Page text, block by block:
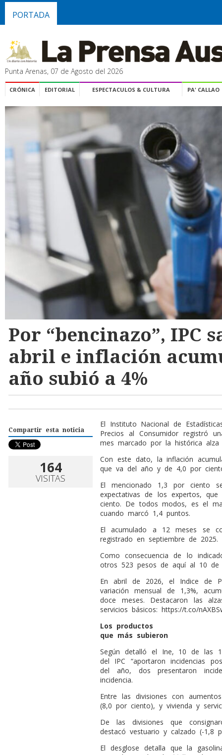
PORTADA
Punta Arenas, 07 de Agosto del 2026
CRÓNICA EDITORIAL ESPECTACULOS & CULTURA PA' CALLAO
Por “bencinazo”, IPC
abril e inflación
año subió a 4%
Compartir esta noticia
164
VISITAS
El Instituto Nacional de
Precios al Consumidor registró
mes marcado por la histórica
Con este dato, la inflación
que va del año y de 4,0 por
El mencionado 1,3 por ciento
expectativas de los expertos,
ciento. De todos modos, es el
cuando marcó 1,4 puntos.
El acumulado a 12 meses se
registrado en septiembre de 2025.
Como consecuencia de lo
otros 523 pesos de aquí al 10
En abril de 2026, el Indice de
variación mensual de 1,3%,
doce meses. Destacaron las
servicios básicos: https://t.co/
Los productos
que más subieron
Según detalló el Ine, 10 de las
del IPC “aportaron incidencias
del año, dos presentaron
incidencia.
Entre las divisiones con
(8,0 por ciento), y vivienda y
De las divisiones que
destacó vestuario y calzado (-1,8
El desglose detalla que la